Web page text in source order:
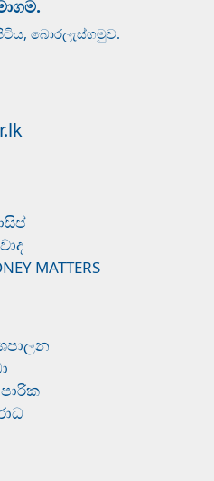
බොරලැස්ගමුව.
MATTERS